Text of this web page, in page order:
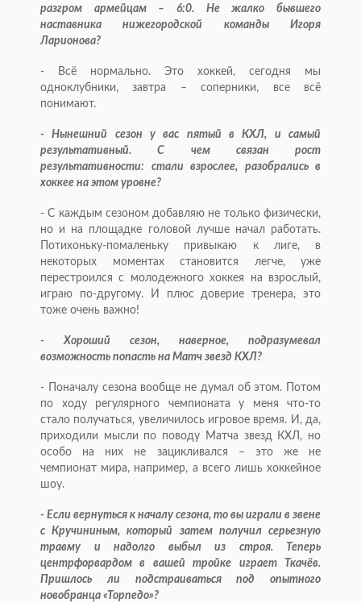
разгром армейцам – 6:0. Не жалко бывшего
наставника нижегородской команды Игоря
Ларионова?
- Всё нормально. Это хоккей, сегодня мы
одноклубники, завтра – соперники, все всё
понимают.
- Нынешний сезон у вас пятый в КХЛ, и самый
результативный. С чем связан рост
результативности: стали взрослее, разобрались в
хоккее на этом уровне?
- С каждым сезоном добавляю не только физически,
но и на площадке головой лучше начал работать.
Потихоньку-помаленьку привыкаю к лиге, в
некоторых моментах становится легче, уже
перестроился с молодежного хоккея на взрослый,
играю по-другому. И плюс доверие тренера, это
тоже очень важно!
- Хороший сезон, наверное, подразумевал
возможность попасть на Матч звезд КХЛ?
- Поначалу сезона вообще не думал об этом. Потом
по ходу регулярного чемпионата у меня что-то
стало получаться, увеличилось игровое время. И, да,
приходили мысли по поводу Матча звезд КХЛ, но
особо на них не зацикливался – это же не
чемпионат мира, например, а всего лишь хоккейное
шоу.
- Если вернуться к началу сезона, то вы играли в звене
с Кручининым, который затем получил серьезную
травму и надолго выбыл из строя. Теперь
центрфорвардом в вашей тройке играет Ткачёв.
Пришлось ли подстраиваться под опытного
новобранца «Торпедо»?